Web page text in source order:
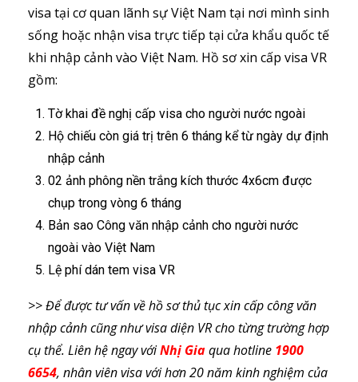
visa tại cơ quan lãnh sự Việt Nam tại nơi mình sinh
sống hoặc nhận visa trực tiếp tại cửa khẩu quốc tế
khi nhập cảnh vào Việt Nam. Hồ sơ xin cấp visa VR
gồm:
Tờ khai đề nghị cấp visa cho người nước ngoài
Hộ chiếu còn giá trị trên 6 tháng kể từ ngày dự định
nhập cảnh
02 ảnh phông nền trắng kích thước 4x6cm được
chụp trong vòng 6 tháng
Bản sao Công văn nhập cảnh cho người nước
ngoài vào Việt Nam
Lệ phí dán tem visa VR
>> Để được tư vấn về hồ sơ thủ tục xin cấp công văn
nhập cảnh cũng như visa diện VR cho từng trường hợp
cụ thể. Liên hệ ngay vớiNhị Giaqua hotline 1900
6654, nhân viên visa với hơn 20 năm kinh nghiệm của